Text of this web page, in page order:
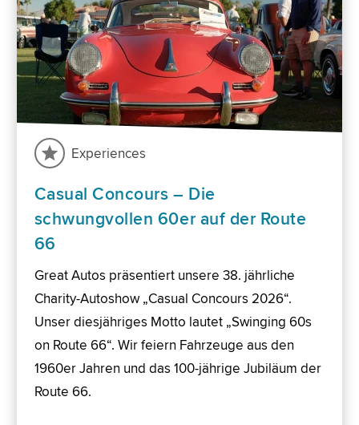
Experiences
Casual Concours – Die
schwungvollen 60er auf der Route
66
Great Autos präsentiert unsere 38. jährliche
Charity-Autoshow „Casual Concours 2026“.
Unser diesjähriges Motto lautet „Swinging 60s
on Route 66“. Wir feiern Fahrzeuge aus den
1960er Jahren und das 100-jährige Jubiläum der
Route 66.